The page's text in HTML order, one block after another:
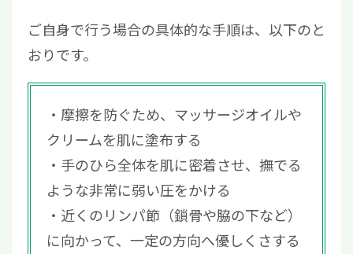
ご自身で行う場合の具体的な手順は、以下のと
おりです。
摩擦を防ぐため、マッサージオイルや
クリームを肌に塗布する
手のひら全体を肌に密着させ、撫でる
ような非常に弱い圧をかける
近くのリンパ節（鎖骨や脇の下など）
に向かって、一定の方向へ優しくさする